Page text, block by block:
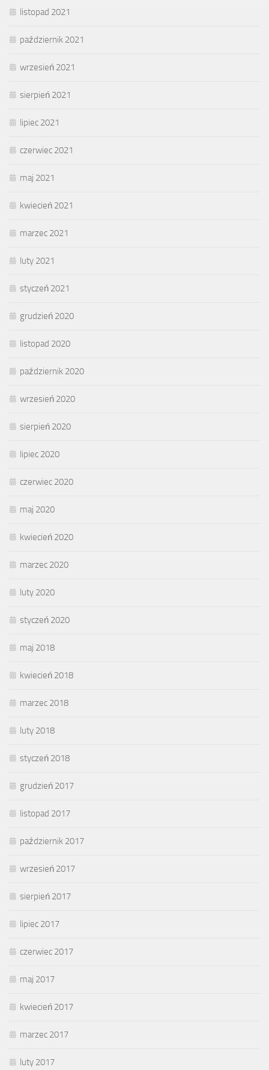
listopad 2021
październik 2021
wrzesień 2021
sierpień 2021
lipiec 2021
czerwiec 2021
maj 2021
kwiecień 2021
marzec 2021
luty 2021
styczeń 2021
grudzień 2020
listopad 2020
październik 2020
wrzesień 2020
sierpień 2020
lipiec 2020
czerwiec 2020
maj 2020
kwiecień 2020
marzec 2020
luty 2020
styczeń 2020
maj 2018
kwiecień 2018
marzec 2018
luty 2018
styczeń 2018
grudzień 2017
listopad 2017
październik 2017
wrzesień 2017
sierpień 2017
lipiec 2017
czerwiec 2017
maj 2017
kwiecień 2017
marzec 2017
luty 2017